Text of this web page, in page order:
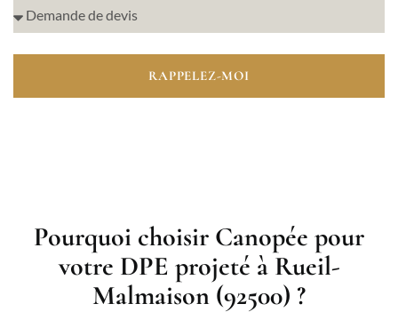
RAPPELEZ-MOI
Pourquoi choisir Canopée pour
votre DPE projeté à Rueil-
Malmaison (92500) ?